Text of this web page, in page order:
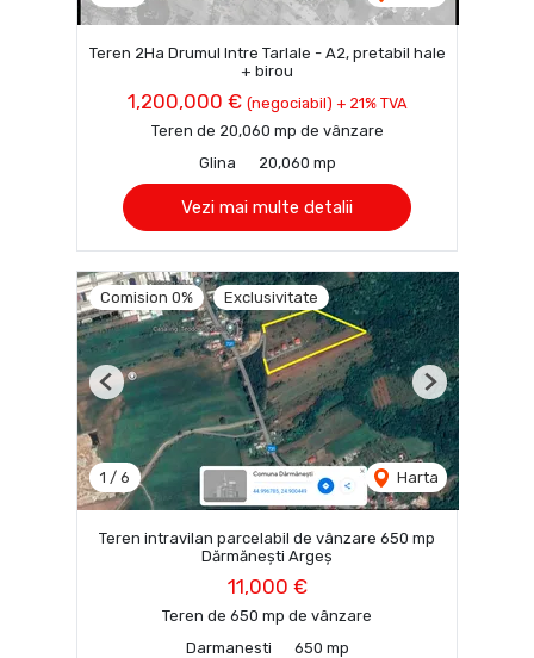
Teren 2Ha Drumul Intre Tarlale - A2, pretabil hale
+ birou
1,200,000 € (negociabil) + 21% TVA
Teren de 20,060 mp de vânzare
Glina
20,060 mp
Vezi mai multe detalii
Comision 0% Exclusivitate
1 / 6 Harta
Previous Next
Teren intravilan parcelabil de vânzare 650 mp
Dărmănești Argeș
11,000 €
Teren de 650 mp de vânzare
Darmanesti
650 mp